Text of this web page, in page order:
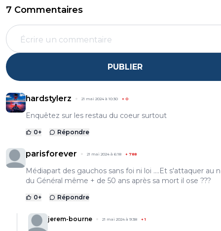
7 Commentaires
PUBLIER
hardstylerz 21 mai 2024 à 10:30 + 0
Enquêtez sur les restau du coeur surtout
0+ Répondre
parisforever 21 mai 2024 à 6:18 + 788
Médiapart des gauchos sans foi ni loi ....Et s'attaquer au
du Général même + de 50 ans après sa mort il ose ???
0+ Répondre
jerem-bourne 21 mai 2024 à 9:38 +1